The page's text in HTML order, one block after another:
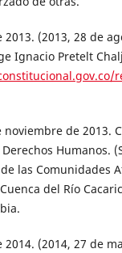
2013. (2013, 28 de
Ignacio Pretelt
noviembre de 2013.
Humanos.
las Comunidades
del Río
2014. (2014, 27 de